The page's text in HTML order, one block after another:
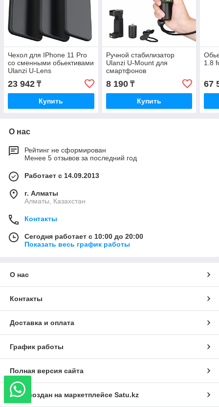
Чехол для IPhone 11 Pro
со сменными обьективами
Ulanzi U-Lens
23 942 ₸
Купить
Ручной стабилизатор
Ulanzi U-Mount для
смартфонов
8 190₸
Купить
1.8
67
О нас
Рейтинг не сформирован
Менее 5 отзывов за последний год
Работает с 14.09.2013
г. Алматы
Алматы, Казахстан
Контакты
Сегодня работает с 10:00 до 20:00
Показать весь график работы
О нас
Контакты
Доставка и оплата
График работы
Полная версия сайта
Сайт создан на маркетплейсе Satu.kz